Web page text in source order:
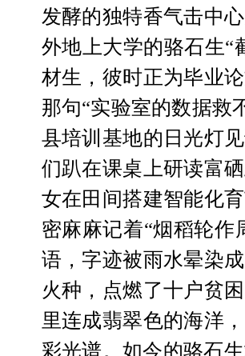
发酵的独特香气击中
外地上大学的骆石生“
材生，彼时正为毕业
那句“实验室的数据救
县培训基地的日光灯
们趴在课桌上研读富
女在田间搭建智能化
密麻麻记着“烟稻轮作
语，字迹被雨水晕染
火种，点燃了十户贫
里连成翡翠色的海洋
彩光谱。如今的骆石